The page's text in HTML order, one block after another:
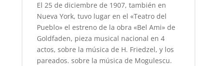
El 25 de diciembre de 1907, también en
Nueva York, tuvo lugar en el «Teatro del
Pueblo» el estreno de la obra «Bel Ami» de
Goldfaden, pieza musical nacional en 4
actos, sobre la música de H. Friedzel, y los
pareados. sobre la música de Mogulescu.